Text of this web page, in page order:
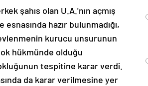
şahıs olan U.A.'nın açmış
hazır bulunmadığı,
kurucu unsurunun
hükmünde olduğu
tespitine karar verdi.
da karar verilmesine yer